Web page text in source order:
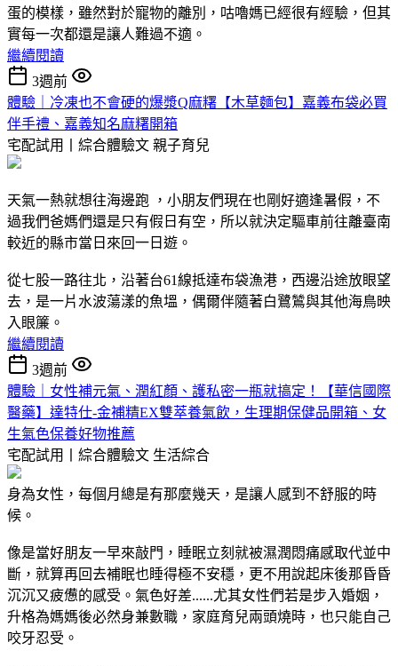
蛋的模樣，雖然對於寵物的離別，咕嚕媽已經很有經驗，但其
實每一次都還是讓人難過不適。
繼續閱讀
3週前
體驗｜冷凍也不會硬的爆漿Q麻糬【木草麵包】嘉義布袋必買
伴手禮、嘉義知名麻糬開箱
宅配試用丨綜合體驗文 親子育兒
天氣一熱就想往海邊跑 ，小朋友們現在也剛好適逢暑假，不
過我們爸媽們還是只有假日有空，所以就決定驅車前往離臺南
較近的縣市當日來回一日遊。
從七股一路往北，沿著台61線抵達布袋漁港，西邊沿途放眼望
去，是一片水波蕩漾的魚塭，偶爾伴隨著白鷺鷥與其他海鳥映
入眼簾。
繼續閱讀
3週前
體驗｜女性補元氣、潤紅顏、護私密一瓶就搞定！【華信國際
醫藥】達特仕-金補精EX雙萃養氣飲，生理期保健品開箱、女
生氣色保養好物推薦
宅配試用丨綜合體驗文 生活綜合
身為女性，每個月總是有那麼幾天，是讓人感到不舒服的時
候。
像是當好朋友一早來敲門，睡眠立刻就被濕潤悶痛感取代並中
斷，就算再回去補眠也睡得極不安穩，更不用說起床後那昏昏
沉沉又疲憊的感受。氣色好差......尤其女性們若是步入婚姻，
升格為媽媽後必然身兼數職，家庭育兒兩頭燒時，也只能自己
咬牙忍受。